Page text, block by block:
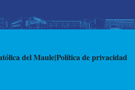
del Maule|Política de privacidad